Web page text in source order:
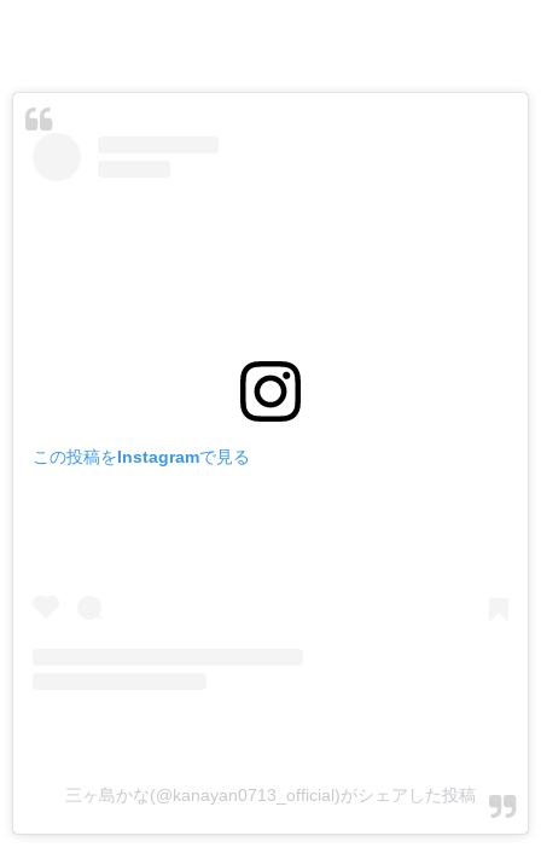
この投稿をInstagramで見る
三ヶ島かな(@kanayan0713_official)がシェアした投稿